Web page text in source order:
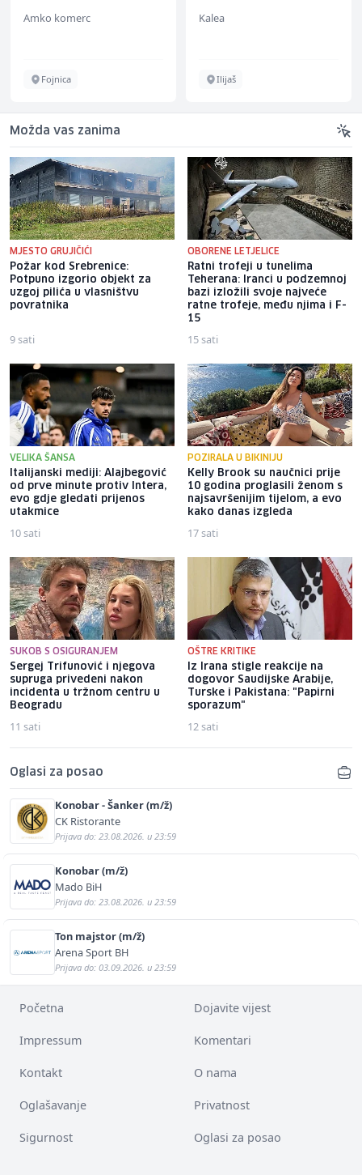
Kalea
Ilijaš
Servicepoint
Sarajevo
Možda vas zanima
MJESTO GRUJIČIĆI
Požar kod Srebrenice:
Potpuno izgorio objekt za
uzgoj pilića u vlasništvu
povratnika
9 sati
OBORENE LETJELICE
Ratni trofeji u tunelima
Teherana: Iranci u podzemnoj
bazi izložili svoje najveće
ratne trofeje, među njima i F-
15
15 sati
VELIKA ŠANSA
Italijanski mediji: Alajbegović
od prve minute protiv Intera,
evo gdje gledati prijenos
utakmice
10 sati
POZIRALA U BIKINIJU
Kelly Brook su naučnici prije
10 godina proglasili ženom s
najsavršenijim tijelom, a evo
kako danas izgleda
17 sati
SUKOB S OSIGURANJEM
Sergej Trifunović i njegova
supruga privedeni nakon
incidenta u tržnom centru u
Beogradu
11 sati
OŠTRE KRITIKE
Iz Irana stigle reakcije na
dogovor Saudijske Arabije,
Turske i Pakistana: "Papirni
sporazum"
12 sati
Oglasi za posao
Konobar - Šanker (m/ž)
CK Ristorante
Prijava do: 23.08.2026. u 23:59
Konobar (m/ž)
Mado BiH
Prijava do: 23.08.2026. u 23:59
Ton majstor (m/ž)
Arena Sport BH
Prijava do: 03.09.2026. u 23:59
Početna Dojavite vijest
Impressum Komentari
Kontakt O nama
Oglašavanje Privatnost
Sigurnost Oglasi za posao